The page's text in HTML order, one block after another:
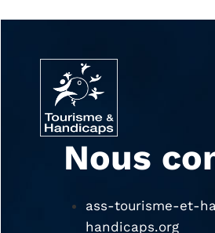
Nous
ass-tourisme-et-
handicaps.org